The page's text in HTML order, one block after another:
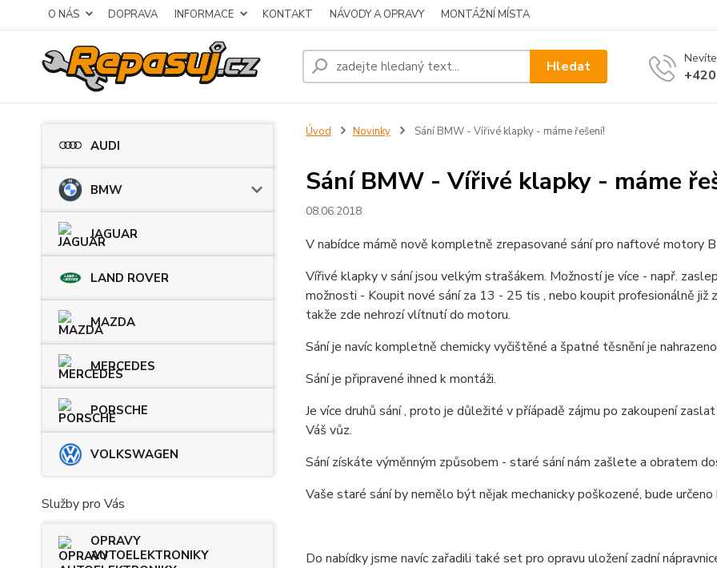
O NÁS DOPRAVA INFORMACE KONTAKT NÁVODY A OPRAVY MONTÁŽNÍ MÍSTA
Hledat
AUDI
BMW
JAGUAR
LAND ROVER
MAZDA
MERCEDES
PORSCHE
VOLKSWAGEN
Služby pro Vás
OPRAVY
AUTOELEKTRONIKY
Úvod Novinky Sání BMW - Vířivé klapky - máme řešení!
Sání BMW - Vířivé klapky - máme
08.06.2018
V nabídce mámě nově kompletně zrepasované sání pro naftové motory
Vířivé klapky v sání jsou velkým strašákem. Možností je více - např.
možnosti - Koupit nové sání za 13 - 25 tis , nebo koupit profesionálně již
takže zde nehrozí vlítnutí do motoru.
Sání je navíc kompletně chemicky vyčištěné a špatné těsnění je
Sání je připravené ihned k montáži.
Je více druhů sání , proto je důležité v příápadě zájmu po zakoupení
Váš vůz.
Sání získáte výměnným způsobem - staré sání nám zašlete a obratem
Vaše staré sání by nemělo být nějak mechanicky poškozené, bude
Do nabídky jsme navíc zařadili také set pro opravu uložení zadní